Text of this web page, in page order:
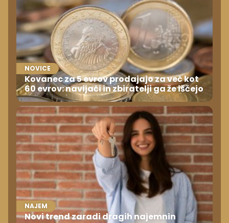
NOVICE
Kovanec za 5 evrov prodajajo za več kot
60 evrov: navijači in zbiratelji ga že iščejo
NAJEM
Novi trend zaradi dragih najemnin